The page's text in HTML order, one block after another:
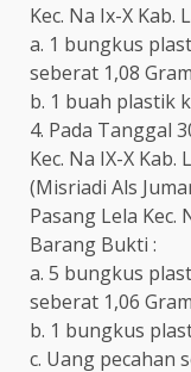
Kec. Na Ix-X
a. 1 bungkus
seberat 1,08 Gram
b. 1 buah plastik
4. Pada Tanggal
Kec. Na IX-X
(Misriadi Als
Pasang Lela Kec.
Barang Bukti :
a. 5 bungkus
seberat 1,06 Gram
b. 1 bungkus
c. Uang pecahan